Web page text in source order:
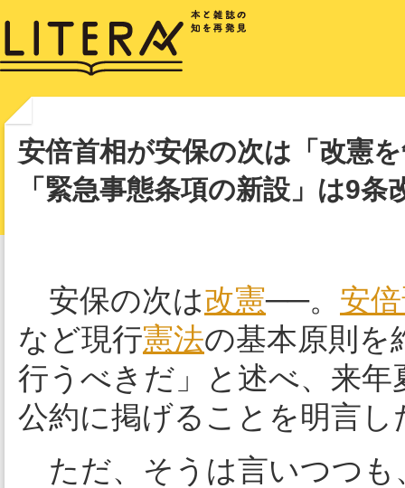
安倍首相が安保の次は「改憲
「緊急事態条項の新設」は9条
安保の次は改憲──。 安
など現行憲法の基本原則を
行うべきだ」と述べ、来年
公約に掲げることを明言し
ただ、そうは言いつつも